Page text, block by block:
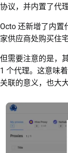
协议，并内置了代
Octo 还新增了内置
家供应商处购买住宅
但需要注意的是，
1 个代理。这意味
关联的意义，也大